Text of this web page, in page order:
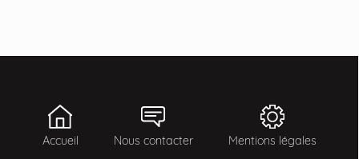
Accueil Nous contacter Mentions légales